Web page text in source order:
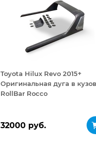
Toyota Hilux Revo 2015+
Оригинальная дуга в кузов
RollBar Rocco
32000 руб.